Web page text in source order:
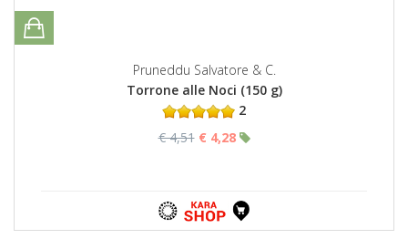
Pruneddu Salvatore & C.
Torrone alle Noci (150 g)
2
€ 4,51 € 4,28